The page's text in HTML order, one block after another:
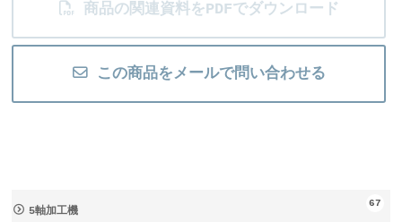
商品の関連資料をPDFでダウンロード
この商品をメールで問い合わせる
5軸加工機
67